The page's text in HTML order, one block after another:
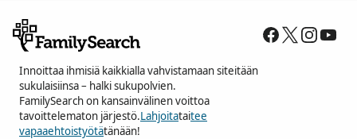
Innoittaa ihmisiä kaikkialla vahvistamaan siteitään
sukulaisiinsa – halki sukupolvien.
FamilySearch on kansainvälinen voittoa
tavoittelematon järjestö.Lahjoitataitee
vapaaehtoistyötätänään!